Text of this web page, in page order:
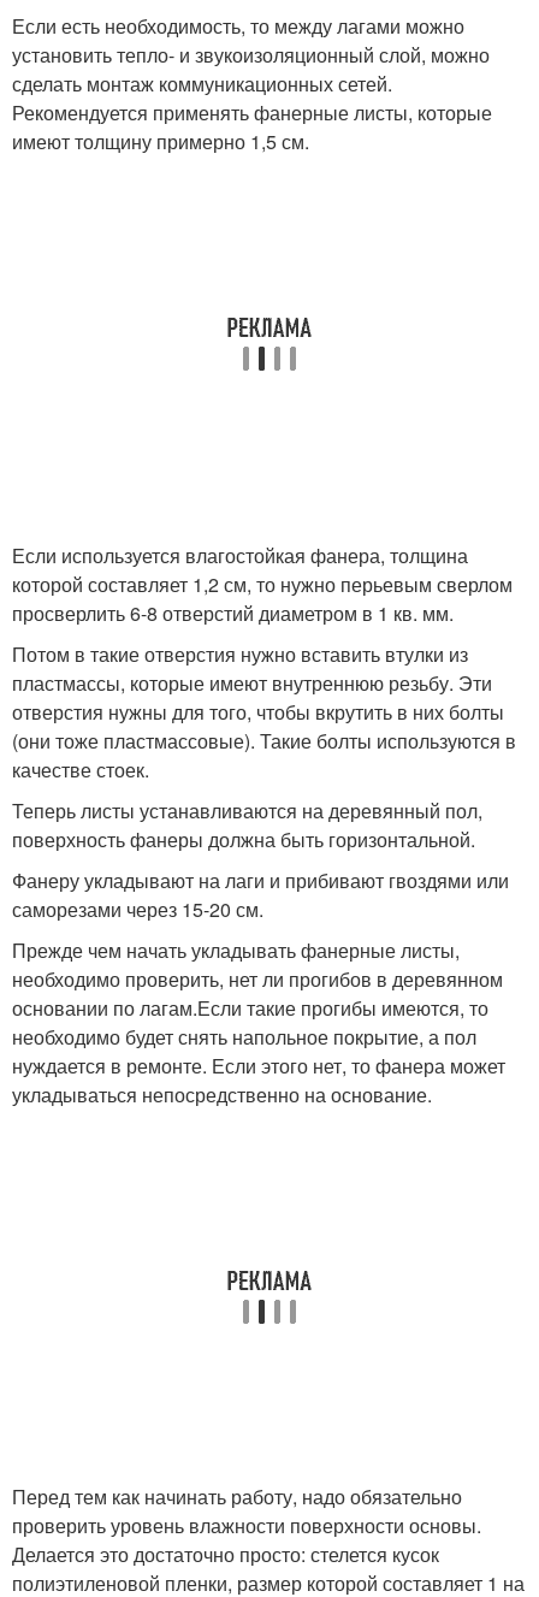
Если есть необходимость, то между лагами можно
установить тепло- и звукоизоляционный слой, можно
сделать монтаж коммуникационных сетей.
Рекомендуется применять фанерные листы, которые
имеют толщину примерно 1,5 см.
Если используется влагостойкая фанера, толщина
которой составляет 1,2 см, то нужно перьевым сверлом
просверлить 6-8 отверстий диаметром в 1 кв. мм.
Потом в такие отверстия нужно вставить втулки из
пластмассы, которые имеют внутреннюю резьбу. Эти
отверстия нужны для того, чтобы вкрутить в них болты
(они тоже пластмассовые). Такие болты используются в
качестве стоек.
Теперь листы устанавливаются на деревянный пол,
поверхность фанеры должна быть горизонтальной.
Фанеру укладывают на лаги и прибивают гвоздями или
саморезами через 15-20 см.
Прежде чем начать укладывать фанерные листы,
необходимо проверить, нет ли прогибов в деревянном
основании по лагам.Если такие прогибы имеются, то
необходимо будет снять напольное покрытие, а пол
нуждается в ремонте. Если этого нет, то фанера может
укладываться непосредственно на основание.
Перед тем как начинать работу, надо обязательно
проверить уровень влажности поверхности основы.
Делается это достаточно просто: стелется кусок
полиэтиленовой пленки, размер которой составляет 1 на